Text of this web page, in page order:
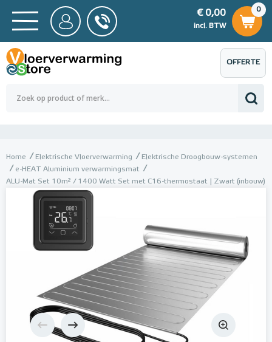
BTW
0,00
0
€ 0,00
incl. BTW
€ 0,00
OFFERTE
AANVRAGEN
Home Elektrische Vloerverwarming
Elektrische Droogbouw-systemen
e-HEAT Aluminium verwarmingsmat
ALU-Mat Set 10m² / 1400 Watt Set met C16-thermostaat | Zwart (inbouw)